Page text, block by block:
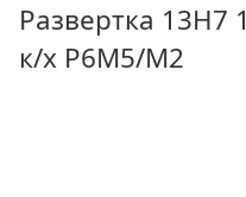
Развертка
к/х Р6М5/М2